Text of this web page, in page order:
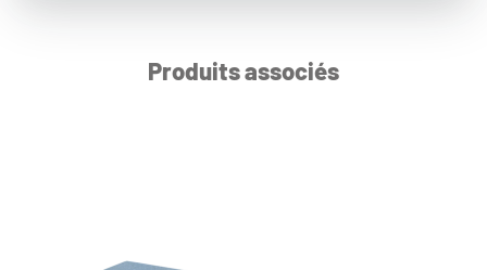
Produits associés